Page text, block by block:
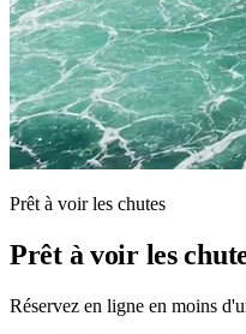
Prêt à voir les chutes
Prêt à voir les
Réservez en ligne en moins